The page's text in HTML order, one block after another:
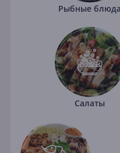
Рыбные блюда
Салаты